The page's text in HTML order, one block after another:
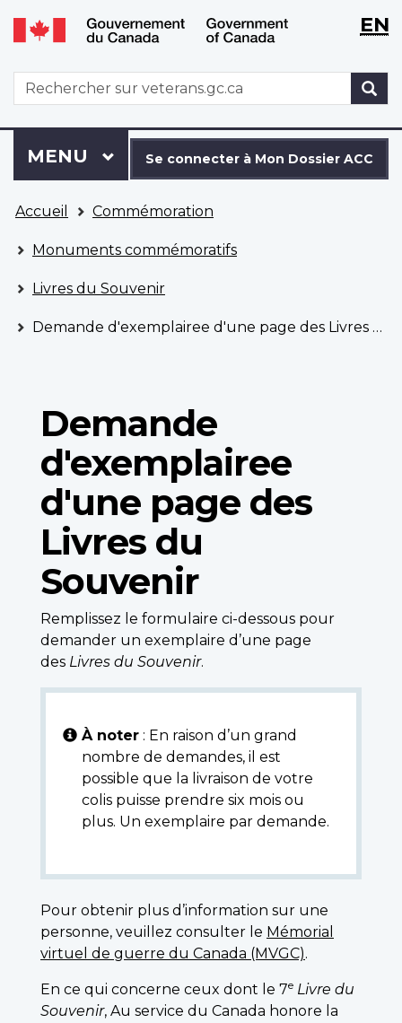
Aller
au
principal
Passer
à
version
HTML
simplifiée
WxT
WxTEN
WxT
Search
form
connecter
à
Dossier
ACC
Se connecter à Mon Dossier ACC
Menu
MENU PRINCIPAL
êtes
ici
Accueil Commémoration
Monuments commémoratifs
Livres du Souvenir
Demande d'exemplairee d'une page des Livres du Souvenir
Demande
d'exemplairee
d'une page des
Livres du
Souvenir
Remplissez le formulaire ci-dessous pour
demander un exemplaire d’une page
des Livres du Souvenir.
À noter : En raison d’un grand
nombre de demandes, il est
possible que la livraison de votre
colis puisse prendre six mois ou
plus. Un exemplaire par demande.
Pour obtenir plus d’information sur une
personne, veuillez consulter le Mémorial
virtuel de guerre du Canada (MVGC).
En ce qui concerne ceux dont le 7e Livre du
Souvenir, Au service du Canada honore la